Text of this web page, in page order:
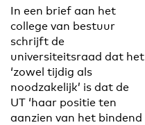
In een brief aan het
college van bestuur
schrijft de
universiteitsraad dat het
‘zowel tijdig als
noodzakelijk’ is dat de
UT ‘haar positie ten
aanzien van het bindend